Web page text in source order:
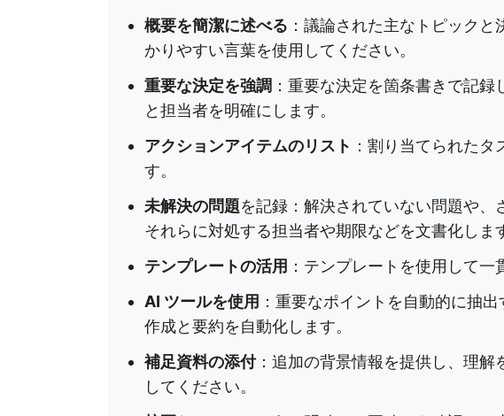
概要を簡潔に述べる ：議論された主なトピック
かりやすい言葉を使用してください。
重要な決定を強調 ：重要な決定を箇条書きで記
と担当者を明確にします。
アクションアイテムのリスト ：割り当てられた
す。
未解決の問題を記録：解決されていない問題や、
それらに対処する担当者や期限などを文書化しま
テンプレートの活用 ：テンプレートを使用して
AI ツールを使用 ：重要なポイントを自動的に抽
作成と要約を自動化します。
補足資料の添付：追加の背景情報を提供し、理解
してください。